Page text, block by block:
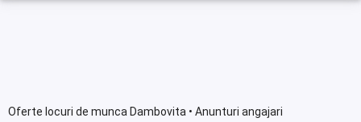
Oferte locuri de munca Dambovita • Anunturi angajari